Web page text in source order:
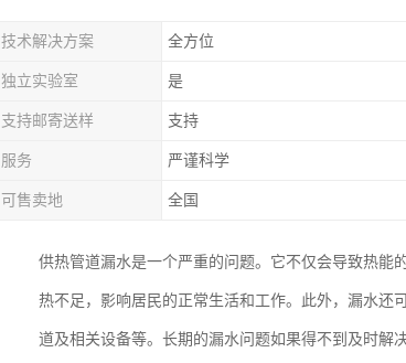
技术解决方案 全方位
独立实验室 是
支持邮寄送样 支持
服务 严谨科学
可售卖地 全国
供热管道漏水是一个严重的问题。它不仅会导致热能
热不足，影响居民的正常生活和工作。此外，漏水还
道及相关设备等。长期的漏水问题如果得不到及时解